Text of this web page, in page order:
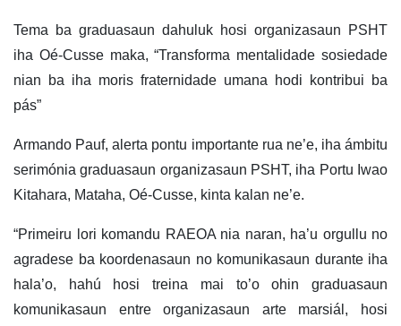
Tema ba graduasaun dahuluk hosi organizasaun PSHT
iha Oé-Cusse maka, “Transforma mentalidade sosiedade
nian ba iha moris fraternidade umana hodi kontribui ba
pás”
Armando Pauf, alerta pontu importante rua ne’e, iha ámbitu
serimónia graduasaun organizasaun PSHT, iha Portu Iwao
Kitahara, Mataha, Oé-Cusse, kinta kalan ne’e.
“Primeiru lori komandu RAEOA nia naran, ha’u orgullu no
agradese ba koordenasaun no komunikasaun durante iha
hala’o, hahú hosi treina mai to’o ohin graduasaun
komunikasaun entre organizasaun arte marsiál, hosi